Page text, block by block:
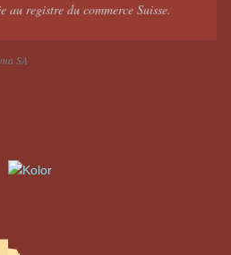
au registre du commerce Suisse.
SA